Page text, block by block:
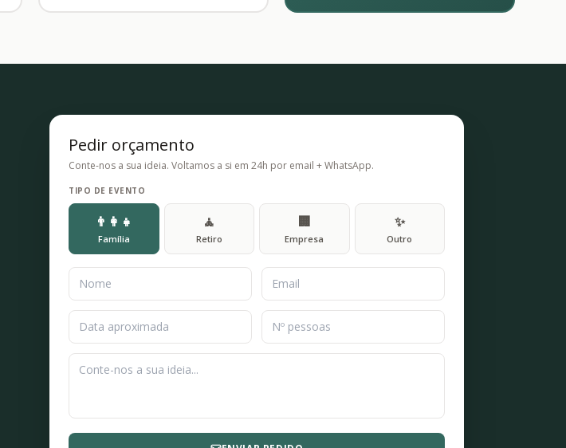
Pedir orçamento
Conte-nos a sua ideia. Voltamos a si em 24h por email + WhatsApp.
TIPO DE EVENTO
👨‍👩‍👧
Família
🧘
Retiro
🏢
Empresa
✨
Outro